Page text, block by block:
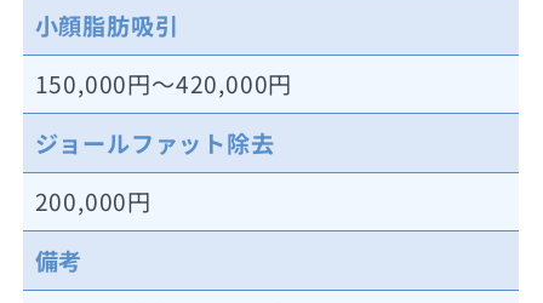
小顔脂肪吸引
150,000円～420,000円
ジョールファット除去
200,000円
備考